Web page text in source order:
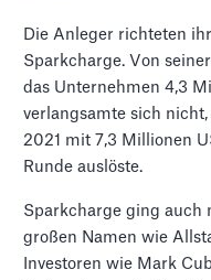
Die Anleger richteten
Sparkcharge. Von
das Unternehmen 4,3
verlangsamte sich
2021 mit 7,3 Millionen
Runde auslöste.
Sparkcharge ging auch
großen Namen wie
Investoren wie Mark